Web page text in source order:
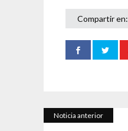
Compartir en:
Noticia anterior